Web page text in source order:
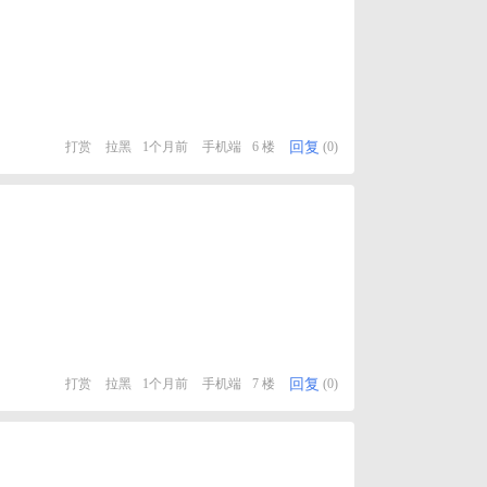
打赏 拉黑 1个月前 手机端 6 楼 回复 (0)
打赏 拉黑 1个月前 手机端 7 楼 回复 (0)